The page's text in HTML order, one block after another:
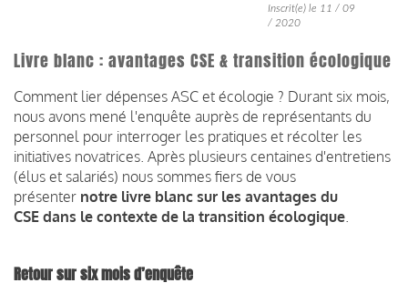
Inscrit(e) le 11 / 09
/ 2020
Livre blanc : avantages CSE & transition écologique
Comment lier dépenses ASC et écologie ? Durant six mois,
nous avons mené l'enquête auprès de représentants du
personnel pour interroger les pratiques et récolter les
initiatives novatrices. Après plusieurs centaines d'entretiens
(élus et salariés) nous sommes fiers de vous
présenter notre livre blanc sur les avantages du
CSE dans le contexte de la transition écologique
Retour sur six mois d’enquête